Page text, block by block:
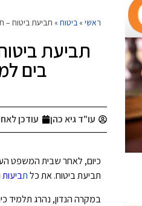
ראשי » ביטוח » תביעת ביטוח –
תביעת
בים
עו"ד גיא כהן עודכן
כיום, לאחר שבית המשפט
תביעת ביטוח. את כלת
במקרה הנדון, נהרג תלמיד